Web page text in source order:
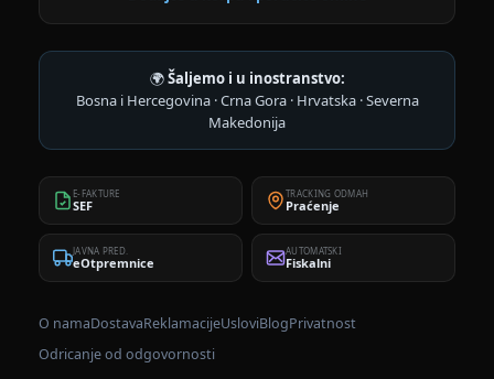
🌍Šaljemo i u inostranstvo:
Bosna i Hercegovina · Crna Gora · Hrvatska · Severna
Makedonija
E-FAKTURE
SEF
TRACKING ODMAH
Praćenje
JAVNA PRED.
eOtpremnice
AUTOMATSKI
Fiskalni
O namaDostavaReklamacijeUsloviBlogPrivatnost
Odricanje od odgovornosti